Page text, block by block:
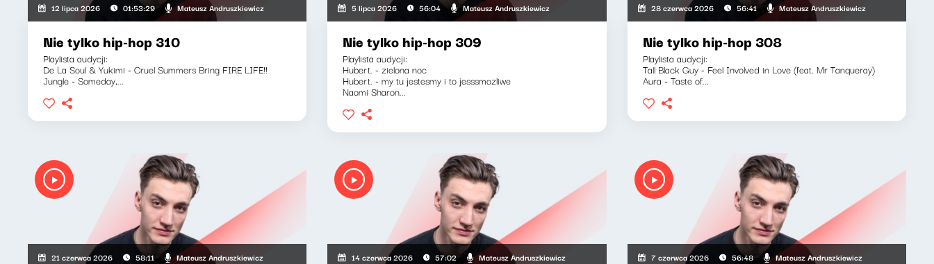
12 lipca 2026 01:53:29 Mateusz Andruszkiewicz
Nie tylko hip-hop 310
Playlista audycji:
De La Soul & Yukimi - Cruel Summers Bring FIRE LIFE!!
Jungle - Someday,...
5 lipca 2026 56:04 Mateusz Andruszkiewicz
Nie tylko hip-hop 309
Playlista audycji:
Hubert. - zielona noc
Hubert. - my tu jestesmy i to jesssmozliwe
Naomi Sharon...
28 czerwca 2026 56:41 Mateusz Andruszkiewicz
Nie tylko hip-hop 308
Playlista audycji:
Tall Black Guy - Feel Involved in Love (feat. Mr Tanqueray)
Aura - Taste of...
21 czerwca 2026 58:11 Mateusz Andruszkiewicz 14 czerwca 2026 57:02 Mateusz Andruszkiewicz 7 czerwca 2026 56:48 Mateusz Andruszkiewicz